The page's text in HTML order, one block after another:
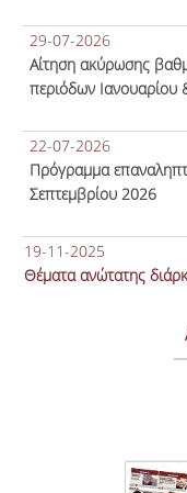
29-07-2026
Αίτηση ακύρωσης
περιόδων Ιανουαρίου
22-07-2026
Πρόγραμμα
Σεπτεμβρίου 2026
19-11-2025
Θέματα ανώτατης